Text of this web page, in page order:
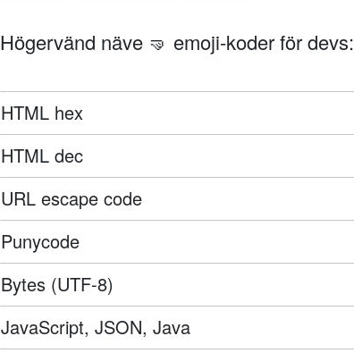
Högervänd näve 🤜 emoji-koder för devs:
HTML hex
HTML dec
URL escape code
Punycode
Bytes (UTF-8)
JavaScript, JSON, Java